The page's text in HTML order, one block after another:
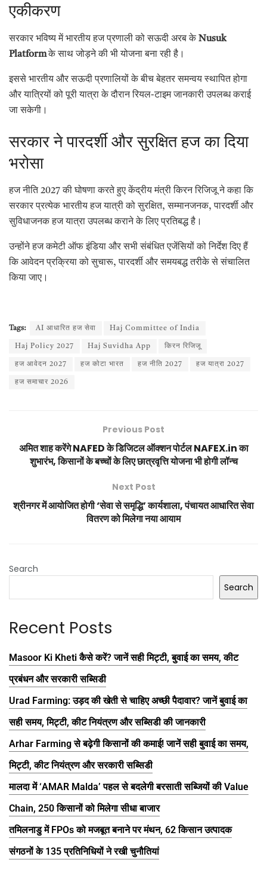
एकीकरण
सरकार भविष्य में भारतीय हज प्रणाली को सऊदी अरब केNusuk
Platformके साथ जोड़ने की भी योजना बना रही है।
इससे भारतीय और सऊदी प्रणालियों के बीच बेहतर समन्वय स्थापित होगा
और यात्रियों को पूरी यात्रा के दौरान रियल-टाइम जानकारी उपलब्ध कराई
जा सकेगी।
सरकार ने पारदर्शी और सुरक्षित हज का दिया
भरोसा
हज नीति 2027 की घोषणा करते हुए केंद्रीय मंत्री किरन रिजिजू ने कहा कि
सरकार प्रत्येक भारतीय हज यात्री को सुरक्षित, सम्मानजनक, पारदर्शी और
सुविधाजनक हज यात्रा उपलब्ध कराने के लिए प्रतिबद्ध है।
उन्होंने हज कमेटी ऑफ इंडिया और सभी संबंधित एजेंसियों को निर्देश दिए हैं
कि आवेदन प्रक्रिया को सुचारू, पारदर्शी और समयबद्ध तरीके से संचालित
किया जाए।
Tags: AI आधारित हज सेवा Haj Committee of India
Haj Policy 2027 Haj Suvidha App किरन रिजिजू
हज आवेदन 2027 हज कोटा भारत हज नीति 2027 हज यात्रा 2027
हज समाचार 2026
Previous Post
अमित शाह करेंगे NAFED के डिजिटल ऑक्शन पोर्टल NAFEX.in का
शुभारंभ, किसानों के बच्चों के लिए छात्रवृत्ति योजना भी होगी लॉन्च
Next Post
श्रीनगर में आयोजित होगी ‘सेवा से समृद्धि’ कार्यशाला, पंचायत आधारित सेवा
वितरण को मिलेगा नया आयाम
Search
Search
Recent Posts
Masoor Ki Kheti कैसे करें? जानें सही मिट्टी, बुवाई का समय, कीट
प्रबंधन और सरकारी सब्सिडी
Urad Farming: उड़द की खेती से चाहिए अच्छी पैदावार? जानें बुवाई का
सही समय, मिट्टी, कीट नियंत्रण और सब्सिडी की जानकारी
Arhar Farming से बढ़ेगी किसानों की कमाई! जानें सही बुवाई का समय,
मिट्टी, कीट नियंत्रण और सरकारी सब्सिडी
मालदा में ‘AMAR Malda’ पहल से बदलेगी बरसाती सब्जियों की Value
Chain, 250 किसानों को मिलेगा सीधा बाजार
तमिलनाडु में FPOs को मजबूत बनाने पर मंथन, 62 किसान उत्पादक
संगठनों के 135 प्रतिनिधियों ने रखी चुनौतियां